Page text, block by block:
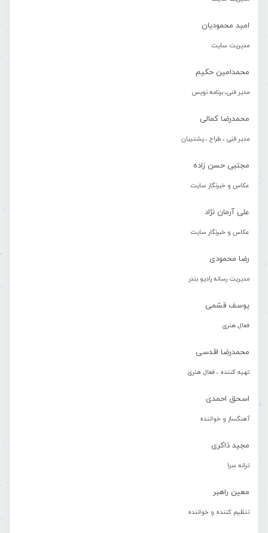
امید محمودیان
مدیریت سایت
محمدامین حکیم
مدیر فنی، برنامه نویس
محمدرضا کمالی
مدیر فنی ، طراح ، پشتیبان
مجتبی حسن زاده
عکاس و خبرنگار سایت
علی آرمان نژاد
عکاس و خبرنگار سایت
رضا محمودی
مدیریت رسانه رادیو بندر
یوسف قشمی
فعال هنری
محمدرضا اقدسی
تهیه کننده ، فعال هنری
اسحق احمدی
آهنگساز و خواننده
مجید ذاکری
ترانه سرا
معین راهبر
تنظیم کننده و خواننده